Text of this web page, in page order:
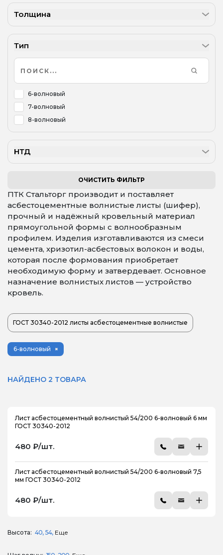
Толщина
Тип
6-волновый
7-волновый
8-волновый
НТД
ОЧИСТИТЬ ФИЛЬТР
ПТК Стальторг производит и поставляет
асбестоцементные волнистые листы (шифер),
прочный и надёжный кровельный материал
прямоугольной формы с волнообразным
профилем. Изделия изготавливаются из смеси
цемента, хризотил-асбестовых волокон и воды,
которая после формования приобретает
необходимую форму и затвердевает. Основное
назначение волнистых листов — устройство
кровель.
ГОСТ 30340-2012 листы асбестоцементные волнистые
6-волновый
НАЙДЕНО 2 ТОВАРА
Лист асбестоцементный волнистый 54/200 6-волновый 6 мм
ГОСТ 30340-2012
480 ₽/шт.
Лист асбестоцементный волнистый 54/200 6-волновый 7,5
мм ГОСТ 30340-2012
480 ₽/шт.
Высота: 40 54 Еще